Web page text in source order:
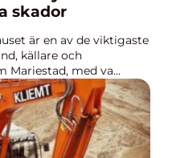
skador
är en av de viktigaste
källare och
Mariestad, med va...